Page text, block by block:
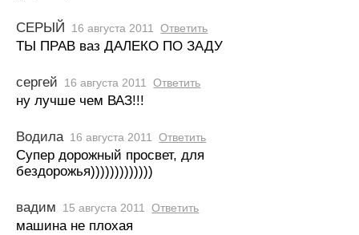
СЕРЫЙ 16 августа 2011 Ответить
ТЫ ПРАВ ваз ДАЛЕКО ПО ЗАДУ
сергей 16 августа 2011 Ответить
ну лучше чем ВАЗ!!!
Водила 16 августа 2011 Ответить
Супер дорожный просвет, для
бездорожья)))))))))))))
вадим 15 августа 2011 Ответить
машина не плохая